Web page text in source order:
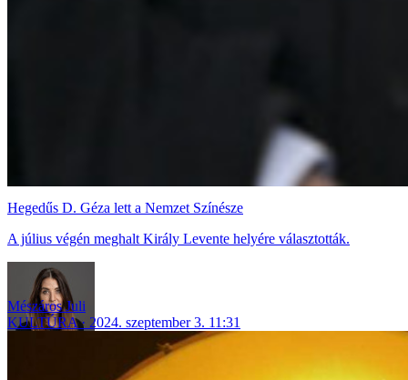
Hegedűs D. Géza lett a Nemzet Színésze
A július végén meghalt Király Levente helyére választották.
Mészáros Juli
KULTÚRA
2024. szeptember 3. 11:31